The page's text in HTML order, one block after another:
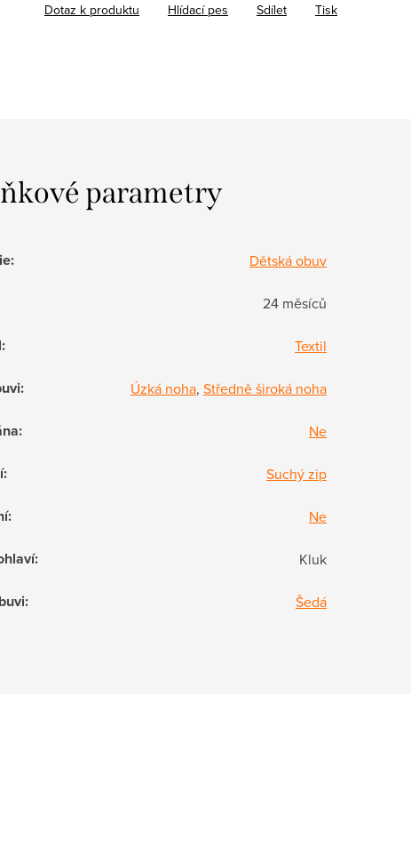
Tisk
Dotaz k produktu Hlídací pes Sdílet
parametry
: Dětská obuv
24 měsíců
: Textil
: Úzká noha, Středně široká noha
: Ne
: Suchý zip
: Ne
: Kluk
: Šedá